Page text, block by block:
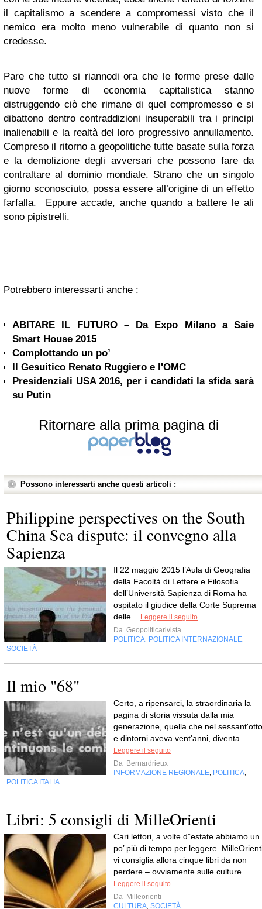
il capitalismo a scendere a compromessi visto che il
nemico era molto meno vulnerabile di quanto non si
credesse.
Pare che tutto si riannodi ora che le forme prese dalle
nuove forme di economia capitalistica stanno
distruggendo ciò che rimane di quel compromesso e si
dibattono dentro contraddizioni insuperabili tra i principi
inalienabili e la realtà del loro progressivo annullamento.
Compreso il ritorno a geopolitiche tutte basate sulla forza
e la demolizione degli avversari che possono fare da
contraltare al dominio mondiale. Strano che un singolo
giorno sconosciuto, possa essere all’origine di un effetto
farfalla. Eppure accade, anche quando a battere le ali
sono pipistrelli.
Potrebbero interessarti anche :
ABITARE IL FUTURO – Da Expo Milano a Saie
Smart House 2015
Complottando un po’
Il Gesuitico Renato Ruggiero e l'OMC
Presidenziali USA 2016, per i candidati la sfida sarà
su Putin
Ritornare alla prima pagina di
Possono interessarti anche questi articoli :
Philippine perspectives on the South
China Sea dispute: il convegno alla
Sapienza
Il 22 maggio 2015 l’Aula di Geografia
della Facoltà di Lettere e Filosofia
dell’Università Sapienza di Roma ha
ospitato il giudice della Corte Suprema
delle...
Leggere il seguito
Da Geopoliticarivista
POLITICA POLITICA INTERNAZIONALE
SOCIETÀ
Il mio "68"
Certo, a ripensarci, la straordinaria la
pagina di storia vissuta dalla mia
generazione, quella che nel sessant'otto
e dintorni aveva vent'anni, diventa...
Leggere il seguito
Da Bernardrieux
INFORMAZIONE REGIONALE POLITICA
POLITICA ITALIA
Libri: 5 consigli di MilleOrienti
Cari lettori, a volte d”estate abbiamo un
po’ più di tempo per leggere.
vi consiglia allora cinque libri da non
perdere – ovviamente sulle culture...
Leggere il seguito
Da Milleorienti
CULTURA SOCIETÀ